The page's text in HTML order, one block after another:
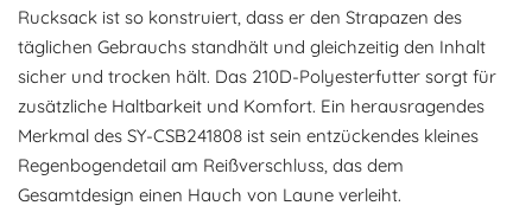
Rucksack ist so konstruiert, dass er den Strapazen des
täglichen Gebrauchs standhält und gleichzeitig den Inhalt
sicher und trocken hält. Das 210D-Polyesterfutter sorgt für
zusätzliche Haltbarkeit und Komfort. Ein herausragendes
Merkmal des SY-CSB241808 ist sein entzückendes kleines
Regenbogendetail am Reißverschluss, das dem
Gesamtdesign einen Hauch von Laune verleiht.